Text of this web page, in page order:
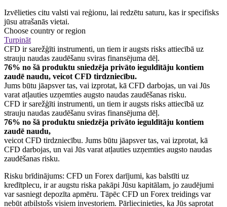
Izvēlieties citu valsti vai reģionu, lai redzētu saturu, kas ir specifisks
jūsu atrašanās vietai.
Choose country or region
Turpināt
CFD ir sarežģīti instrumenti, un tiem ir augsts risks attiecībā uz
strauju naudas zaudēšanu sviras finansējuma dēļ.
76% no šā produktu sniedzēja privāto ieguldītāju kontiem
zaudē naudu, veicot CFD tirdzniecību.
Jums būtu jāapsver tas, vai izprotat, kā CFD darbojas, un vai Jūs
varat atļauties uzņemties augsto naudas zaudēšanas risku.
CFD ir sarežģīti instrumenti, un tiem ir augsts risks attiecībā uz
strauju naudas zaudēšanu sviras finansējuma dēļ.
76% no šā produktu sniedzēja privāto ieguldītāju kontiem
zaudē naudu,
veicot CFD tirdzniecību. Jums būtu jāapsver tas, vai izprotat, kā
CFD darbojas, un vai Jūs varat atļauties uzņemties augsto naudas
zaudēšanas risku.
Risku brīdinājums: CFD un Forex darījumi, kas balstīti uz
kredītplecu, ir ar augstu riska pakāpi Jūsu kapitālam, jo zaudējumi
var sasniegt depozīta apmēru. Tāpēc CFD un Forex treidings var
nebūt atbilstošs visiem investoriem. Pārliecinieties, ka Jūs saprotat